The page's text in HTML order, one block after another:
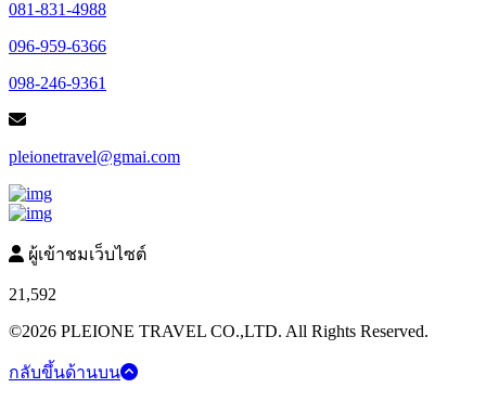
081-831-4988
096-959-6366
098-246-9361
pleionetravel@gmai.com
ผู้เข้าชมเว็บไซต์
21,592
©2026 PLEIONE TRAVEL CO.,LTD. All Rights Reserved.
กลับขึ้นด้านบน